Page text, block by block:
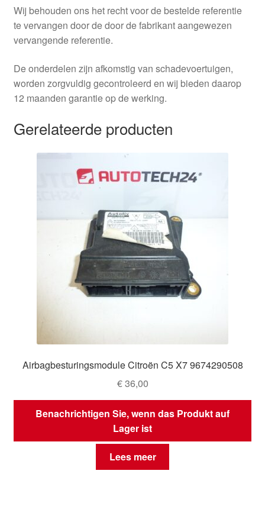
Wij behouden ons het recht voor de bestelde referentie
te vervangen door de door de fabrikant aangewezen
vervangende referentie.
De onderdelen zijn afkomstig van schadevoertuigen,
worden zorgvuldig gecontroleerd en wij bieden daarop
12 maanden garantie op de werking.
Gerelateerde producten
Airbagbesturingsmodule Citroën C5 X7 9674290508
€36,00
Benachrichtigen Sie, wenn das Produkt auf
Lager ist
Lees meer